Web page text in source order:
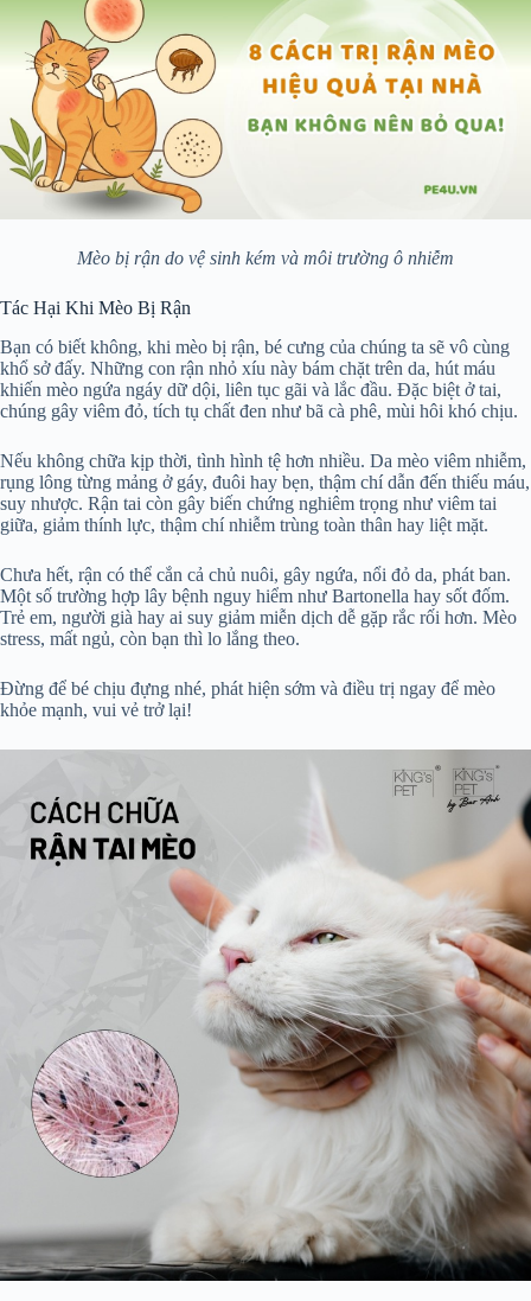
Mèo bị rận do vệ sinh kém và môi trường ô nhiễm
Tác Hại Khi Mèo Bị Rận
Bạn có biết không, khi mèo bị rận, bé cưng của chúng ta sẽ vô cùng
khổ sở đấy. Những con rận nhỏ xíu này bám chặt trên da, hút máu
khiến mèo ngứa ngáy dữ dội, liên tục gãi và lắc đầu. Đặc biệt ở tai,
chúng gây viêm đỏ, tích tụ chất đen như bã cà phê, mùi hôi khó chịu.
Nếu không chữa kịp thời, tình hình tệ hơn nhiều. Da mèo viêm nhiễm,
rụng lông từng mảng ở gáy, đuôi hay bẹn, thậm chí dẫn đến thiếu máu,
suy nhược. Rận tai còn gây biến chứng nghiêm trọng như viêm tai
giữa, giảm thính lực, thậm chí nhiễm trùng toàn thân hay liệt mặt.
Chưa hết, rận có thể cắn cả chủ nuôi, gây ngứa, nổi đỏ da, phát ban.
Một số trường hợp lây bệnh nguy hiểm như Bartonella hay sốt đốm.
Trẻ em, người già hay ai suy giảm miễn dịch dễ gặp rắc rối hơn. Mèo
stress, mất ngủ, còn bạn thì lo lắng theo.
Đừng để bé chịu đựng nhé, phát hiện sớm và điều trị ngay để mèo
khỏe mạnh, vui vẻ trở lại!